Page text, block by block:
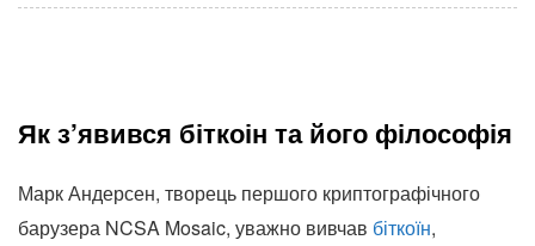
Як з’явився біткоін та його філософія
Марк Андерсен, творець першого криптографічного
барузера NCSA Mosaic, уважно вивчав біткоїн,